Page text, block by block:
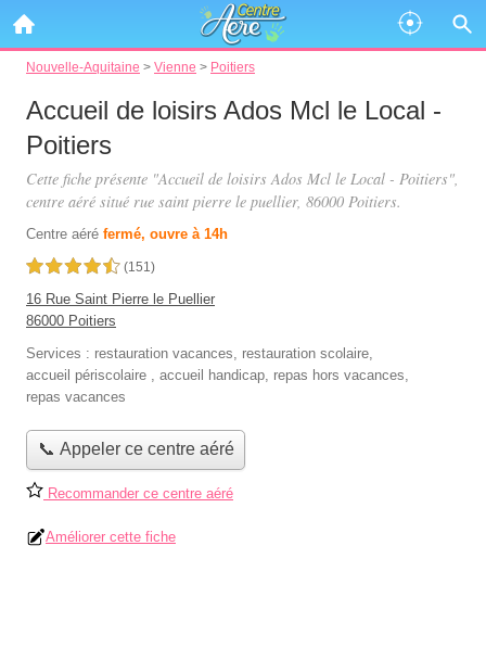
Nouvelle-Aquitaine > Vienne > Poitiers
Accueil de loisirs Ados Mcl le Local -
Poitiers
Cette fiche présente "Accueil de loisirs Ados Mcl le Local - Poitiers",
centre aéré situé rue saint pierre le puellier, 86000 Poitiers.
Centre aéré fermé, ouvre à 14h
4,5 étoiles sur 5 (151)
16 Rue Saint Pierre le Puellier
86000 Poitiers
Services : restauration vacances, restauration scolaire,
accueil périscolaire , accueil handicap, repas hors vacances,
repas vacances
📞 Appeler ce centre aéré
Recommander ce centre aéré
Améliorer cette fiche